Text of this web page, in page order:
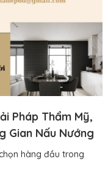
Pháp Thẩm Mỹ,
Gian Nấu Nướng
hàng đầu trong